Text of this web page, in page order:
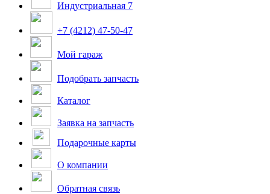
Индустриальная 7
+7 (4212) 47-50-47
Мой гараж
Подобрать запчасть
Каталог
Заявка на запчасть
Подарочные карты
О компании
Обратная связь